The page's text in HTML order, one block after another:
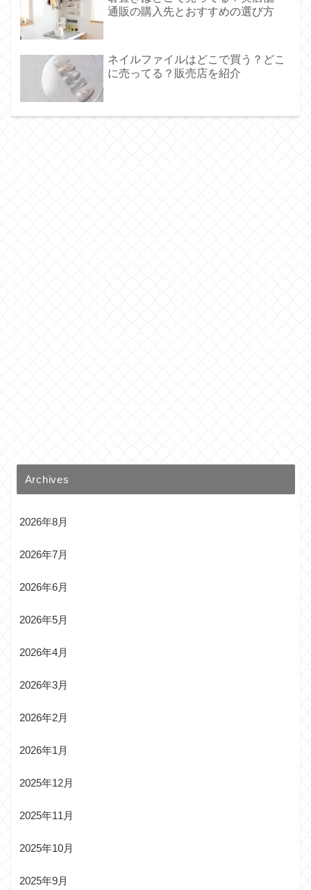
通販の購入先とおすすめの選び方
ネイルファイルはどこで買う？どこ
に売ってる？販売店を紹介
Archives
2026年8月
2026年7月
2026年6月
2026年5月
2026年4月
2026年3月
2026年2月
2026年1月
2025年12月
2025年11月
2025年10月
2025年9月